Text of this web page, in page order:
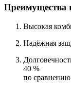
Преимущества
Высокая
Надёжная
40 %
по сравнению